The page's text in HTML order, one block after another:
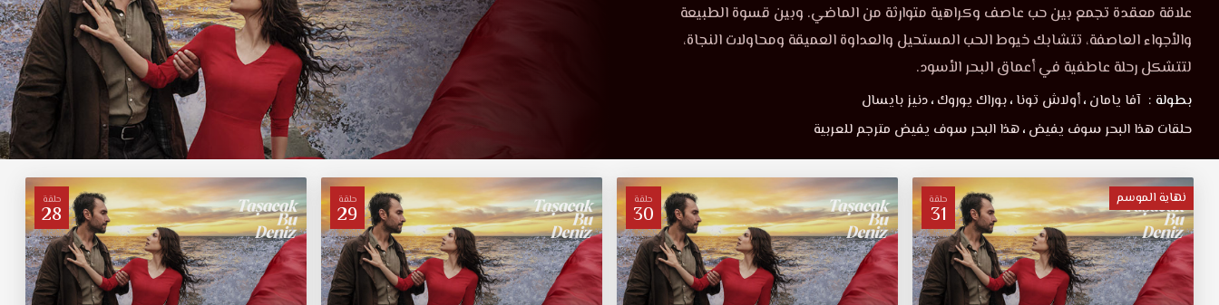
علاقة معقدة تجمع بين حب عاصف وكراهية متوارثة من الماضي. وبين قسوة الطبيعة
والأجواء العاصفة، تتشابك خيوط الحب المستحيل والعداوة العميقة ومحاولات النجاة،
لتتشكل رحلة عاطفية في أعماق البحر الأسود.
بطولة : آفا يامان ،أولاش تونا ،بوراك يوروك ،دنيز بايسال
حلقات هذا البحر سوف يفيض ،هذا البحر سوف يفيض مترجم للعربية
نهاية الموسم حلقة
31
حلقة
30
حلقة
29
حلقة
28